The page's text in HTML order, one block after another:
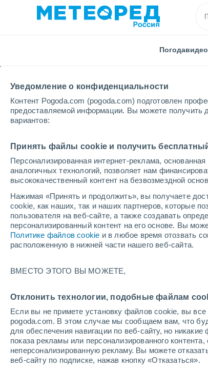
Уведомление о конфиденциальности
Контент Pogoda.com (pogoda.com) подготовлен
предоставляемой информации. Вы можете получить
вариантов:
Принять файлы cookie и получить
Персонализированная интернет-реклама,
аналогичных технологий, позволяет нам
высококачественный контент на безвозмездной
Нажимая «Принять и продолжить», вы получаете
cookie, как наших, так и наших партнеров, которые
пользователя на веб-сайте, а также создавать
персонализированный контент на его основе. Вы
Политике файлов cookie и в любое время отозвать
расположенную в нижней части нашего веб-сайта.
ВМЕСТО ЭТОГО ВЫ МОЖЕТЕ,
Отклонить технологии, подобные файлам
Если вы не примете установку файлов cookie, вы
pogoda.com. В этом случае мы сообщаем вам, что
для обеспечения навигации по веб-сайту, но
показа рекламы или персонализированного
неперсонализированную рекламу. Вы можете
веб-сайту по подписке, нажав кнопку «Отказаться».
Погодавидео
Погода во всех
А - Х H - Н O - T Т - З
Самые популярные
Arzl Im Pitztal
Aschau Im Zillertal
Berwang
Biberwier